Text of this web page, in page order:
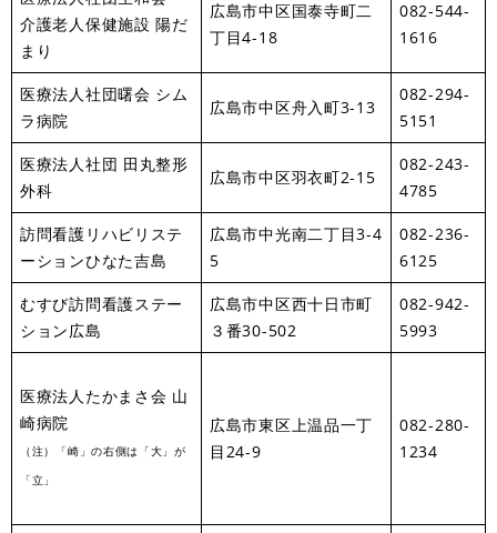
介護老人保健施設 陽だ
まり
広島市中区国泰寺町二
丁目4-18
082-544-
1616
医療法人社団曙会 シム
ラ病院
広島市中区舟入町3-13
082-294-
5151
医療法人社団 田丸整形
外科
広島市中区羽衣町2-15
082-243-
4785
訪問看護リハビリステ
ーションひなた吉島
広島市中光南二丁目3-4
5
082-236-
6125
むすび訪問看護ステー
ション広島
広島市中区西十日市町
３番30-502
082-942-
5993
医療法人たかまさ会 山
崎病院
（注）「崎」の右側は「大」が
「立」
広島市東区上温品一丁
目24-9
082-280-
1234